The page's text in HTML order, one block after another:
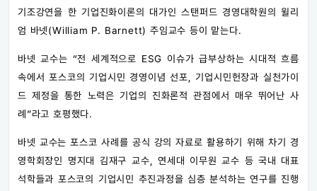
기조강연을 한 기업진화이론의 대가인 스탠퍼드 경영대학원의 윌리
엄 바넷(William P. Barnett) 주임교수 등이 맡는다.
바넷 교수는 “전 세계적으로 ESG 이슈가 급부상하는 시대적 흐름
속에서 포스코의 기업시민 경영이념 선포, 기업시민헌장과 실천가이
드 제정을 통한 노력은 기업의 진화론적 관점에서 매우 뛰어난 사
례”라고 호평했다.
바넷 교수는 포스코 사례를 공식 강의 자료로 활용하기 위해 차기 경
영학회장인 명지대 김재구 교수, 연세대 이무원 교수 등 국내 대표
석학들과 포스코의 기업시민 추진과정을 심층 분석하는 연구를 진행